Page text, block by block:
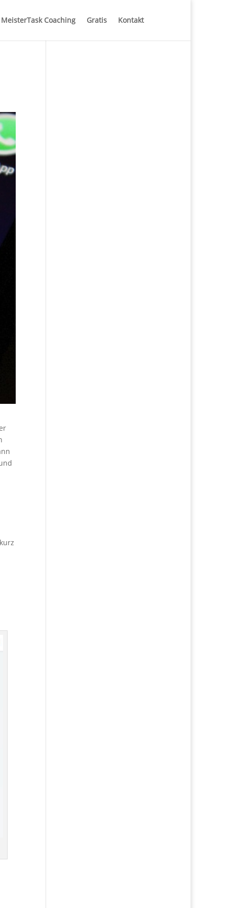
MeisterTask Coaching Gratis Kontakt